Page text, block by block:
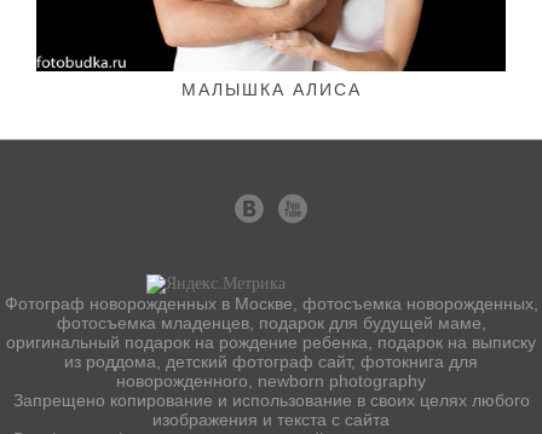
МАЛЫШКА АЛИСА
Фотограф новорожденных в Москве, фотосъемка новорожденных,
фотосъемка младенцев, подарок для будущей маме,
оригинальный подарок на рождение ребенка, подарок на выписку
из роддома, детский фотограф сайт, фотокнига для
новорожденного, newborn photography
Запрещено копирование и использование в своих целях любого
изображения и текста с сайта